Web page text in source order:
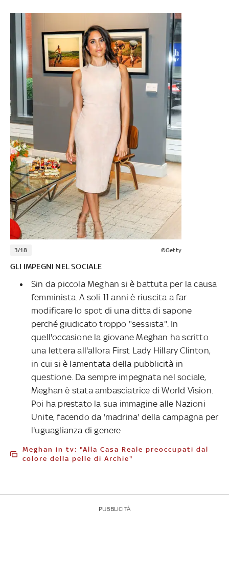
3/18 ©Getty
GLI IMPEGNI NEL SOCIALE
Sin da piccola Meghan si è battuta per la causa
femminista. A soli 11 anni è riuscita a far
modificare lo spot di una ditta di sapone
perché giudicato troppo "sessista". In
quell'occasione la giovane Meghan ha scritto
una lettera all'allora First Lady Hillary Clinton,
in cui si è lamentata della pubblicità in
questione. Da sempre impegnata nel sociale,
Meghan è stata ambasciatrice di World Vision.
Poi ha prestato la sua immagine alle Nazioni
Unite, facendo da 'madrina' della campagna per
l'uguaglianza di genere
Meghan in tv: "Alla Casa Reale preoccupati dal
colore della pelle di Archie"
PUBBLICITÀ